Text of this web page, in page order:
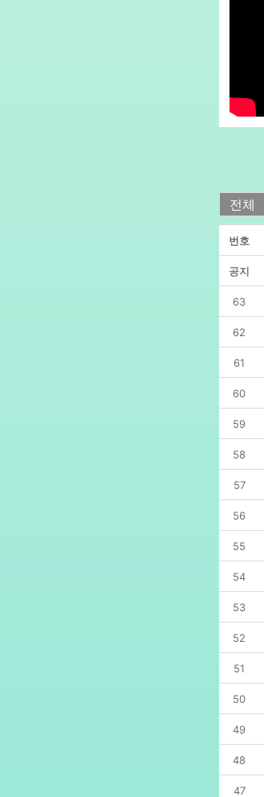
전체
번호
공지
63
62
61
60
59
58
57
56
55
54
53
52
51
50
49
48
47